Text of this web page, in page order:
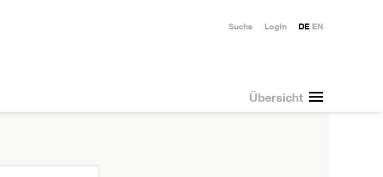
Übersicht
DE EN
Login
Suche